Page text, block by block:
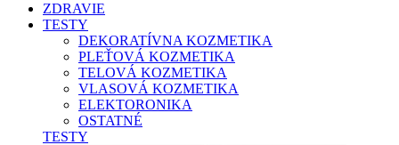
ZDRAVIE
TESTY
DEKORATÍVNA KOZMETIKA
PLEŤOVÁ KOZMETIKA
TELOVÁ KOZMETIKA
VLASOVÁ KOZMETIKA
ELEKTORONIKA
OSTATNÉ
TESTY